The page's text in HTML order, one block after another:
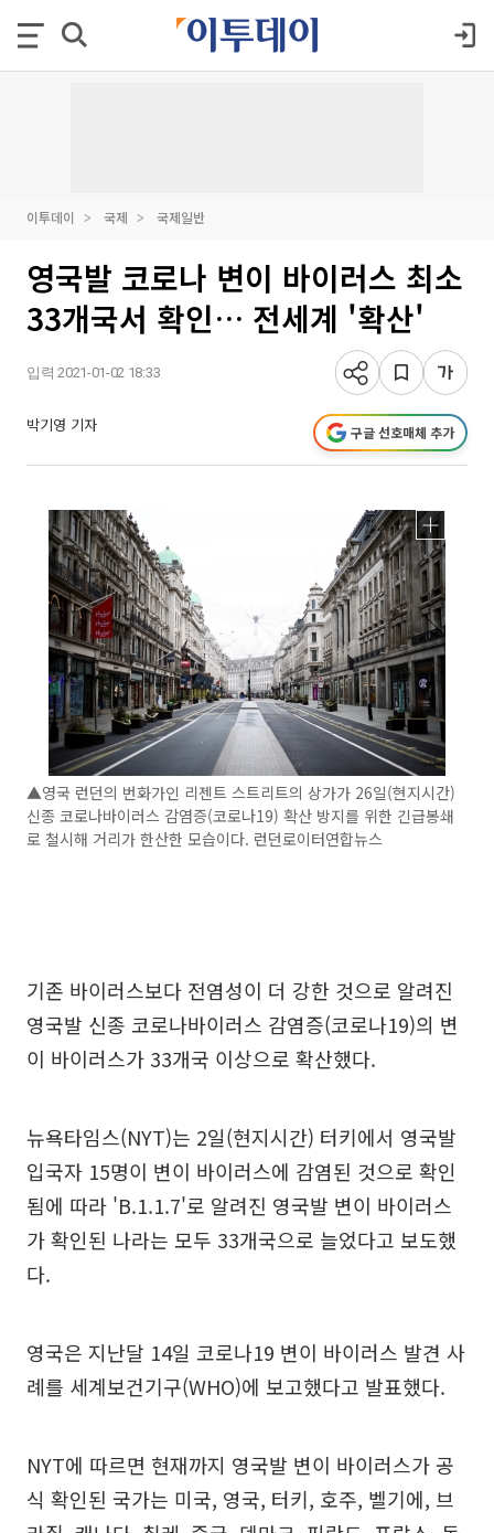
이투데이 국제 국제일반
영국발 코로나 변이 바이러스 최소
33개국서 확인… 전세계 '확산'
입력 2021-01-02 18:33
박기영 기자 구글 선호매체 추가
▲영국 런던의 번화가인 리젠트 스트리트의 상가가 26일(현지시간)
신종 코로나바이러스 감염증(코로나19) 확산 방지를 위한 긴급봉쇄
로 철시해 거리가 한산한 모습이다. 런던로이터연합뉴스
기존 바이러스보다 전염성이 더 강한 것으로 알려진
영국발 신종 코로나바이러스 감염증(코로나19)의 변
이 바이러스가 33개국 이상으로 확산했다.
뉴욕타임스(NYT)는 2일(현지시간) 터키에서 영국발
입국자 15명이 변이 바이러스에 감염된 것으로 확인
됨에 따라 'B.1.1.7'로 알려진 영국발 변이 바이러스
가 확인된 나라는 모두 33개국으로 늘었다고 보도했
다.
영국은 지난달 14일 코로나19 변이 바이러스 발견 사
례를 세계보건기구(WHO)에 보고했다고 발표했다.
NYT에 따르면 현재까지 영국발 변이 바이러스가 공
식 확인된 국가는 미국, 영국, 터키, 호주, 벨기에, 브